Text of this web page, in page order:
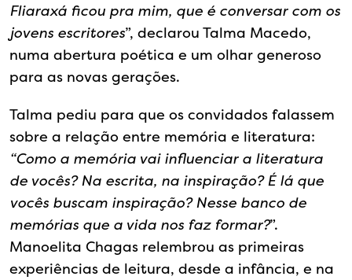
Fliaraxá ficou pra mim, que é conversar com os
jovens escritores”, declarou Talma Macedo,
numa abertura poética e um olhar generoso
para as novas gerações.
Talma pediu para que os convidados falassem
sobre a relação entre memória e literatura:
“Como a memória vai influenciar a literatura
de vocês? Na escrita, na inspiração? É lá que
vocês buscam inspiração? Nesse banco de
memórias que a vida nos faz formar?”.
Manoelita Chagas relembrou as primeiras
experiências de leitura, desde a infância, e na